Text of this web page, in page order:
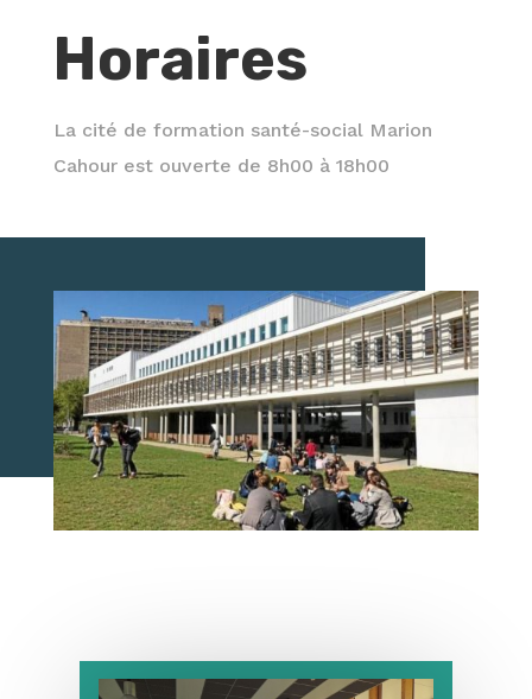
Horaires
La cité de formation santé-social Marion
Cahour est ouverte de 8h00 à 18h00